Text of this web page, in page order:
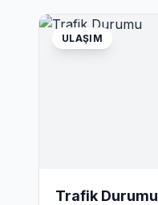
ULAŞIM
Trafik Durumu